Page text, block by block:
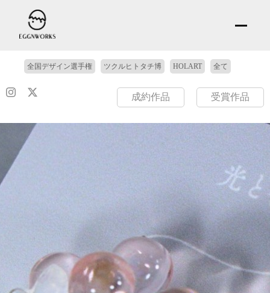
全国デザイン選手権 ツクルヒトタチ博 HOLART 全て
受賞作品
成約作品